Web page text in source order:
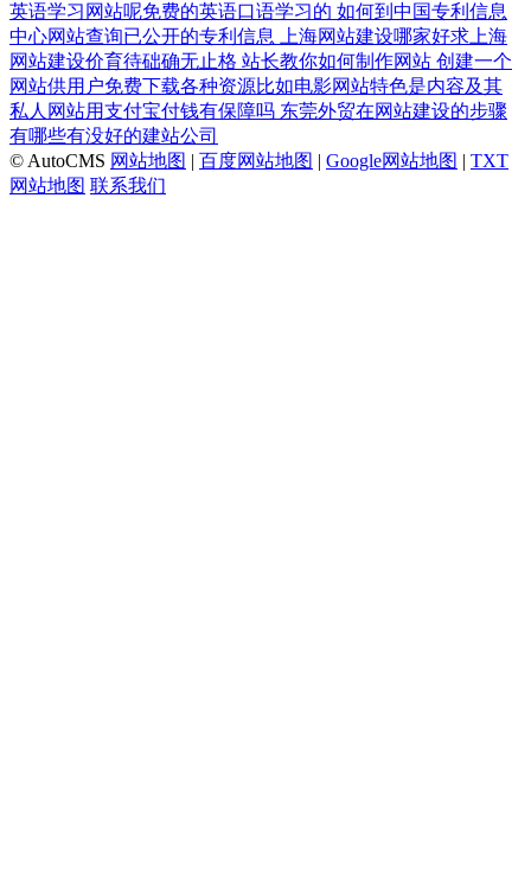
英语学习网站呢免费的英语口语学习的 如何到中国专利信息
中心网站查询已公开的专利信息
上海网站建设哪家好求上海
网站建设价育待础确无止格 站长教你如何制作网站 创建一个
网站供用户免费下载各种资源比如电影网站特色是内容及其
私人网站用支付宝付钱有保障吗 东莞外贸在网站建设的步骤
有哪些有没好的建站公司
© AutoCMS 网站地图 | 百度网站地图 | Google网站地图 | TXT
网站地图 联系我们